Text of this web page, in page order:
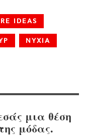
IDEAS
ΝΥΧΙΑ
μια θέση
μόδας.